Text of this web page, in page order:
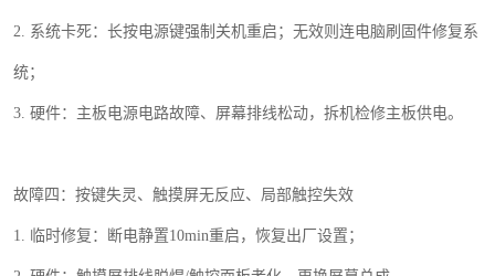
2. 系统卡死：长按电源键强制关机重启；无效则连电脑刷固件修复系
统；
3. 硬件：主板电源电路故障、屏幕排线松动，拆机检修主板供电。
故障四：按键失灵、触摸屏无反应、局部触控失效
1. 临时修复：断电静置10min重启，恢复出厂设置；